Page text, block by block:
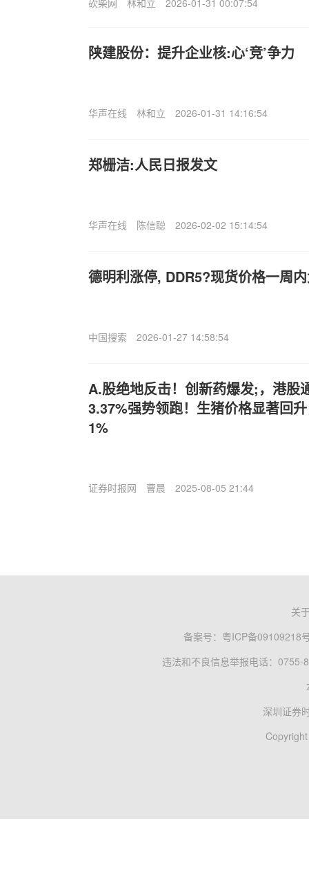
陕建股份：提升企业核:心‘竞’争力
华声在线 林和立 2026-01-31 14:16:54
郑栅洁:人民日报发文
华声在线 陈信聪 2026-02-02 15:14:54
德明利涨停, DDR5?现货价格一周
中国搜索 2026-01-27 14:58:54
A.股绝地反击！创新药爆发;，港股
3.37%强势领跑！生猪价格显著回
1%
证券时报网 曹晨 2025-08-05 21:44
关
备案号： 粤ICP备09109218
违法和不良信息举报电话：0755-
深圳证券